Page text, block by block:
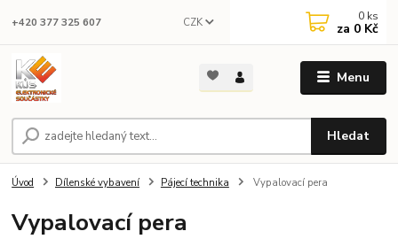
Menu
CZK
Hledat
+420 377 325 607 0 ks
za 0 Kč
Úvod Dílenské vybavení Pájecí technika Vypalovací pera
Vypalovací pera